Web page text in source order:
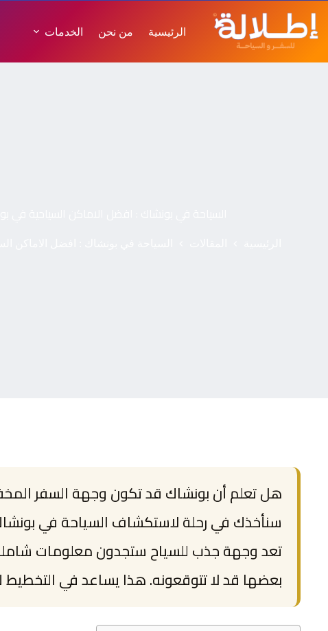
الرئيسية من نحن الخدمات
هل تعلم أن بونشاك قد تكون وجهة السفر
سنأخذك في رحلة لاستكشاف السياحة في
تعد وجهة جذب للسياح ستجدون معلومات
بعضها قد لا تتوقعونه. هذا يساعد في التخطيط